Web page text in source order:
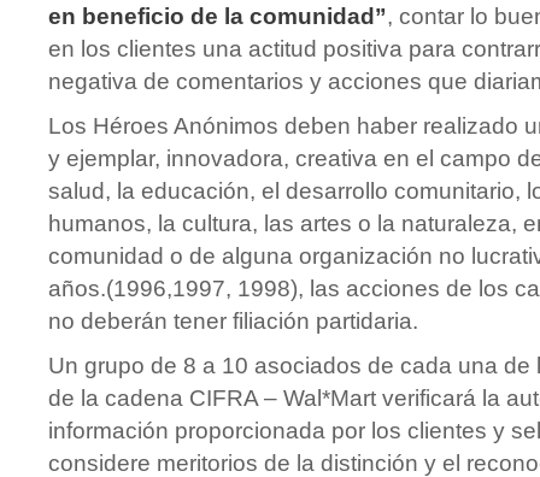
en beneficio de la comunidad”, contar lo
en los clientes una actitud positiva para
negativa de comentarios y acciones que
Los Héroes Anónimos deben haber realizado
y ejemplar, innovadora, creativa en el campo
salud, la educación, el desarrollo comunitario,
humanos, la cultura, las artes o la naturaleza,
comunidad o de alguna organización no
años.(1996,1997, 1998), las acciones de los
no deberán tener filiación partidaria.
Un grupo de 8 a 10 asociados de cada una de
de la cadena CIFRA – Wal*Mart verificará la
información proporcionada por los clientes y
considere meritorios de la distinción y el